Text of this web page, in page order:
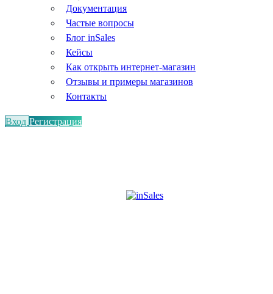
Документация
Частые вопросы
Блог inSales
Кейсы
Как открыть интернет-магазин
Отзывы и примеры магазинов
Контакты
Вход Регистрация